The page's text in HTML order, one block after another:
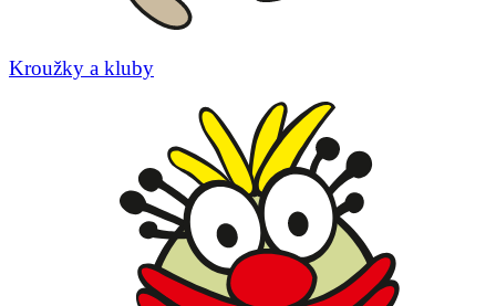
Kroužky a kluby